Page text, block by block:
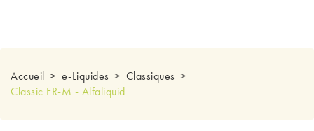
Accueil e-Liquides
Classiques
Classic FR-M - Alfaliquid